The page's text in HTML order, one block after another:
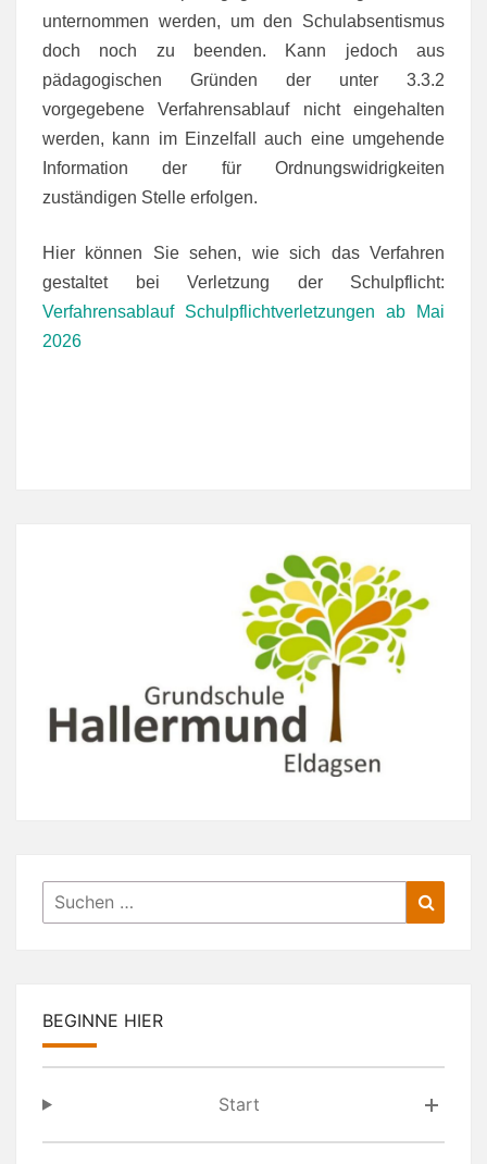
unternommen werden, um den Schulabsentismus
doch noch zu beenden. Kann jedoch aus
pädagogischen Gründen der unter 3.3.2
vorgegebene Verfahrensablauf nicht eingehalten
werden, kann im Einzelfall auch eine umgehende
Information der für Ordnungswidrigkeiten
zuständigen Stelle erfolgen.
Hier können Sie sehen, wie sich das Verfahren
gestaltet bei Verletzung der Schulpflicht:
Verfahrensablauf Schulpflichtverletzungen ab Mai
2026
Suchen
nach:
BEGINNE HIER
Start